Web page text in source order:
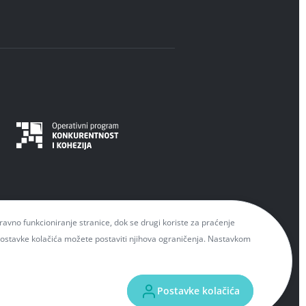
možete naći na mrežnim
ove mrežne stranice isključiva je
funkcioniranje stranice, dok se drugi koriste za praćenje
kolačića možete postaviti njihova ograničenja. Nastavkom
Postavke kolačića